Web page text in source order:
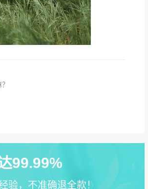
99.99%
验，不准确退全款！